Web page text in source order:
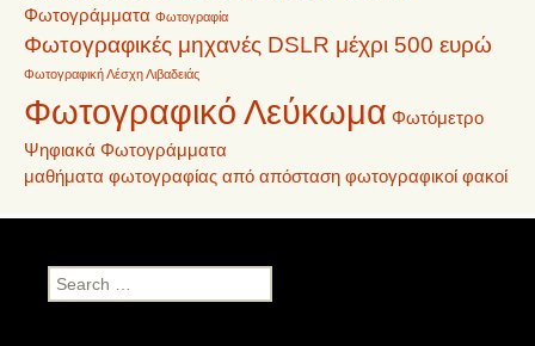
Φωτογράμματα Φωτογραφία
Φωτογραφικές μηχανές DSLR μέχρι 500 ευρώ
Φωτογραφική Λέσχη Λιβαδειάς
Φωτογραφικό Λεύκωμα Φωτόμετρο
Ψηφιακά Φωτογράμματα
μαθήματα φωτογραφίας από απόσταση φωτογραφικοί φακοί
Search
for: